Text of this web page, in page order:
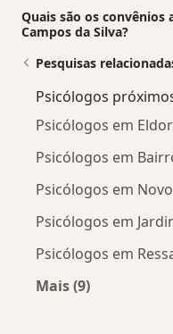
Quais são os convênios
Campos da Silva?
Pesquisas
Psicólogos
Psicólogos em
Psicólogos em
Psicólogos em
Psicólogos em
Psicólogos em
Mais (9)